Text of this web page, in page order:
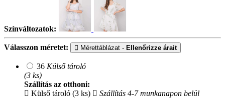
Színváltozatok:
Válasszon méretet: Mérettáblázat - Ellenőrizze árait
36 Külső tároló
(3 ks)
Szállítás az otthoni:
Külső tároló (3 ks)
Szállítás 4-7 munkanapon belül